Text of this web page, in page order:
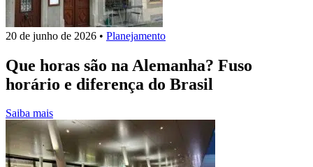
20 de junho de 2026 • Planejamento
Que horas são na Alemanha? Fuso
horário e diferença do Brasil
Saiba mais